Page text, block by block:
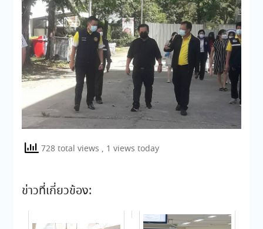
728 total views , 1 views today
ข่าวที่เกี่ยวข้อง: